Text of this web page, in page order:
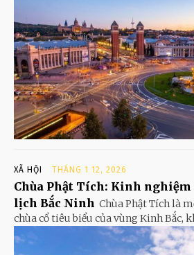
XÃ HỘI THÁNG 1 12, 2026
Chùa Phật Tích: Kinh nghiệm
lịch Bắc Ninh Chùa Phật Tích là
chùa cổ tiêu biểu của vùng Kinh Bắc,